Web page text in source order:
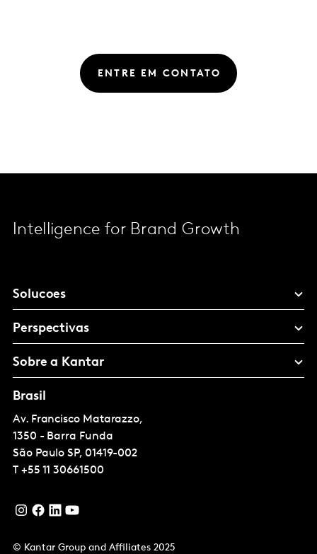
ENTRE EM CONTATO
Intelligence for Brand Growth
Solucoes
Perspectivas
Sobre a Kantar
Brasil
Av. Francisco Matarazzo,
1350 - Barra Funda
São Paulo SP, 01419-002
T +55 11 30661500
© Kantar Group and Affiliates 2025